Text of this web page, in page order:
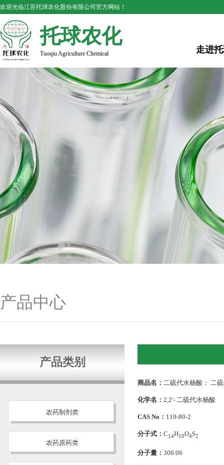
欢迎光临江苏托球农化股份有限公司官方网站！
托球农化
Tuoqiu Agriculture Chemical 走进
产品中心
产品类别
农药制剂类
农药原药类
商品名： 二硫代水杨酸； 二
化学名： 2,2'- 二硫代水杨酸
CAS No： 119-80-2
分子式： C14H10O4S2
分子量： 306.06